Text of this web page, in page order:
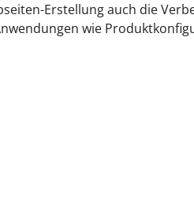
Erstellung auch die
wie